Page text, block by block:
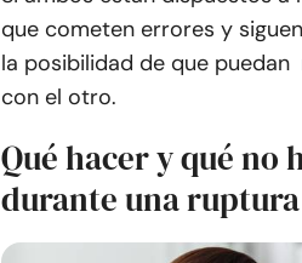
que cometen errores y
la posibilidad de que puedan
con el otro.
Qué hacer y qué no
durante una ruptura